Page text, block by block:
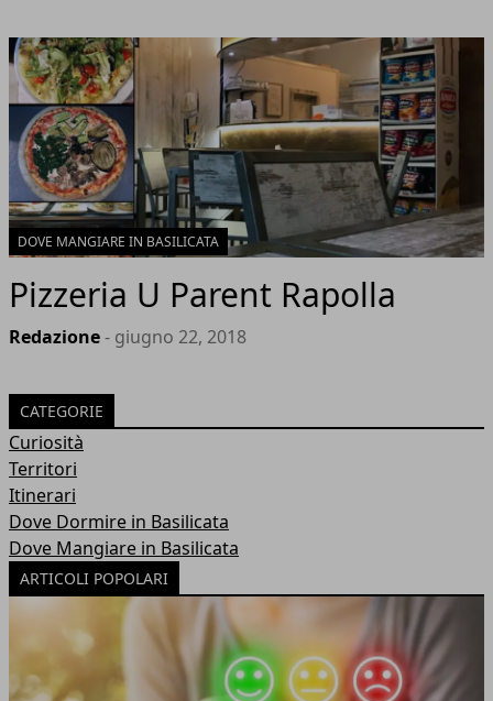
DOVE MANGIARE IN BASILICATA
Pizzeria U Parent Rapolla
Redazione- giugno 22, 2018
CATEGORIE
Curiosità
Territori
Itinerari
Dove Dormire in Basilicata
Dove Mangiare in Basilicata
ARTICOLI POPOLARI